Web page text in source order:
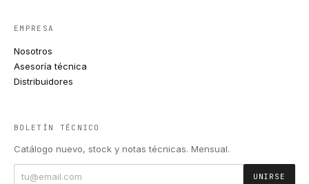
EMPRESA
Nosotros
Asesoría técnica
Distribuidores
BOLETÍN TÉCNICO
Catálogo nuevo, stock y notas técnicas. Mensual.
UNIRSE